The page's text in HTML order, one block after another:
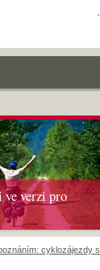
verzi pro
cyklozájezdy s